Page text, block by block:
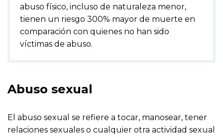
abuso físico, incluso de naturaleza menor,
tienen un riesgo 300% mayor de muerte en
comparación con quienes no han sido
víctimas de abuso.
Abuso sexual
El abuso sexual se refiere a tocar, manosear, tener
relaciones sexuales o cualquier otra actividad sexual